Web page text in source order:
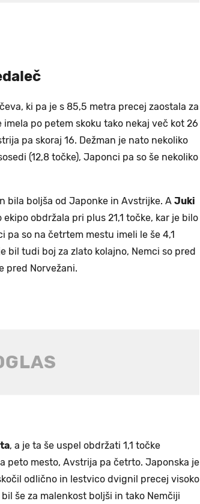
ki pa je s 85,5 metra precej zaostala za
po petem skoku tako nekaj več kot 26
pa skoraj 16. Dežman je nato nekoliko
(12,8 točke), Japonci pa so še nekoliko
bila boljša od Japonke in Avstrijke. A Juki
obdržala pri plus 21,1 točke, kar je bilo
so na četrtem mestu imeli le še 4,1
bil tudi boj za zlato kolajno, Nemci so pred
pred Norvežani.
, a je ta še uspel obdržati 1,1 točke
peto mesto, Avstrija pa četrto. Japonska je
odlično in lestvico dvignil precej visoko
bil še za malenkost boljši in tako Nemčiji